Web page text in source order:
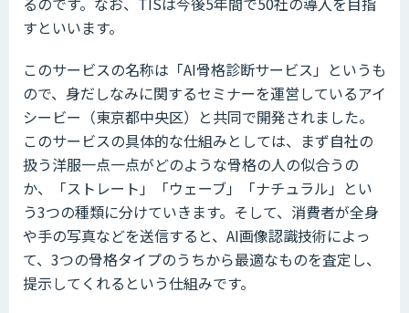
すといいます。
このサービスの名称は「AI骨格診断サービス」というも
ので、身だしなみに関するセミナーを運営しているアイ
シービー（東京都中央区）と共同で開発されました。
このサービスの具体的な仕組みとしては、まず自社の
扱う洋服一点一点がどのような骨格の人の似合うの
か、「ストレート」「ウェーブ」「ナチュラル」とい
う3つの種類に分けていきます。そして、消費者が全身
や手の写真などを送信すると、AI画像認識技術によっ
て、3つの骨格タイプのうちから最適なものを査定し、
提示してくれるという仕組みです。